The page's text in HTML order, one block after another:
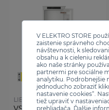
V ELEKTRO STORE
zaistenie správneho
návštevnosti, k
obsahu a k cieleniu
ako naše stránky
partnermi pre sociálne
analytiku. Podrobnejšie
jednoducho zobraziť
nastavenie cookies“.
tiež upraviť v
prehliadača. Ďalšie
LIEBHERR